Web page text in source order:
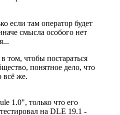
если там оператор будет
смысла особого нет
том, чтобы постараться
понятное дело, что
всё же.
1.0", только что его
на DLE 19.1 -